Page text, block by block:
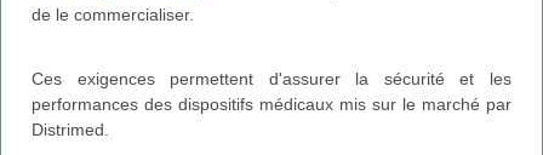
de le commercialiser.
Ces exigences permettent d'assurer la sécurité et les
performances des dispositifs médicaux mis sur le marché par
Distrimed.